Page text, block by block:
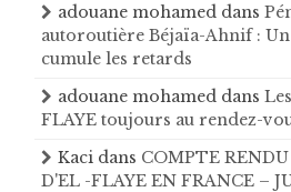
adouane mohamed dans
autoroutière Béjaïa-Ahnif :
cumule les retards
adouane mohamed dans
FLAYE toujours au rendez-
Kaci dans COMPTE
D'EL -FLAYE EN FRANCE –